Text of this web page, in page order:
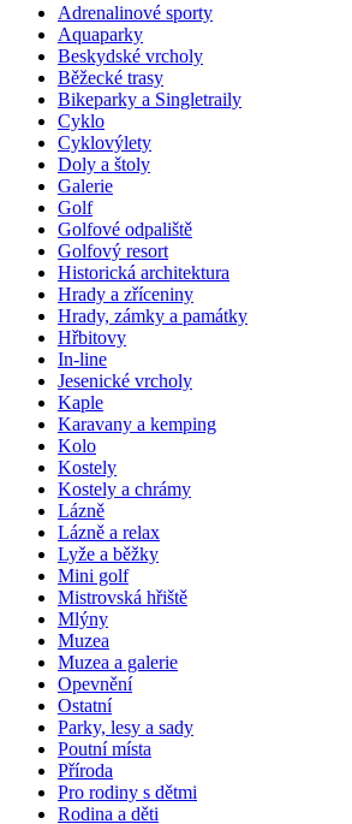
Adrenalinové sporty
Aquaparky
Beskydské vrcholy
Běžecké trasy
Bikeparky a Singletraily
Cyklo
Cyklovýlety
Doly a štoly
Galerie
Golf
Golfové odpaliště
Golfový resort
Historická architektura
Hrady a zříceniny
Hrady, zámky a památky
Hřbitovy
In-line
Jesenické vrcholy
Kaple
Karavany a kemping
Kolo
Kostely
Kostely a chrámy
Lázně
Lázně a relax
Lyže a běžky
Mini golf
Mistrovská hřiště
Mlýny
Muzea
Muzea a galerie
Opevnění
Ostatní
Parky, lesy a sady
Poutní místa
Příroda
Pro rodiny s dětmi
Rodina a děti